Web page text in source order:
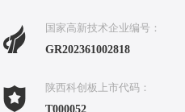
国家高新技术企业编号：
GR202361002818
陕西科创板上市代码：
T000052